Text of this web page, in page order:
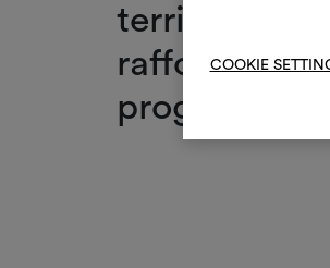
COOKIE
territorio
rafforza il
progettuale,